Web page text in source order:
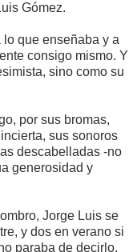
Gómez.
que enseñaba y a
consigo mismo. Y
sino como su
por sus bromas,
sus sonoros
descabelladas -no
generosidad y
Jorge Luis se
y dos en verano si
paraba de decirlo.